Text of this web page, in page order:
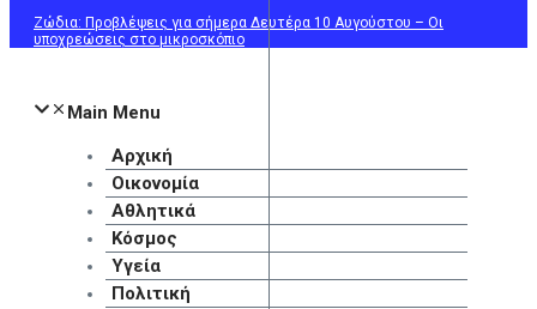
Ζώδια: Προβλέψεις για σήμερα Δευτέρα 10 Αυγούστου – Οι
υποχρεώσεις στο μικροσκόπιο
Main Menu
Αρχική
Οικονομία
Αθλητικά
Κόσμος
Υγεία
Πολιτική